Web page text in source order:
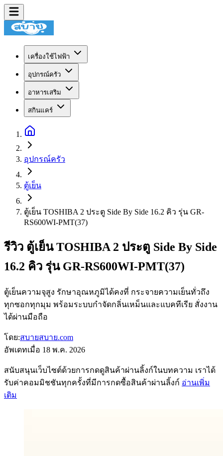
เครื่องใช้ไฟฟ้า
อุปกรณ์ครัว
อาหารเสริม
สกินแคร์
อุปกรณ์ครัว
ตู้เย็น
ตู้เย็น TOSHIBA 2 ประตู Side By Side 16.2 คิว รุ่น GR-
RS600WI-PMT(37)
รีวิว ตู้เย็น TOSHIBA 2 ประตู Side By Side
16.2 คิว รุ่น GR-RS600WI-PMT(37)
ตู้เย็นความจุสูง รักษาอุณหภูมิได้คงที่ กระจายความเย็นทั่วถึง
ทุกซอกทุกมุม พร้อมระบบกำจัดกลิ่นเหม็นและแบคทีเรีย สั่งงาน
ได้ผ่านมือถือ
โดย:สบายสบาย.com
อัพเดทเมื่อ 18 พ.ค. 2026
สนับสนุนเว็บไซต์ด้วยการกดดูสินค้าผ่านลิ้งก์ในบทความ เราได้
รับค่าคอมมิชชันทุกครั้งที่มีการกดซื้อสินค้าผ่านลิ้งก์ อ่านเพิ่ม
เติม